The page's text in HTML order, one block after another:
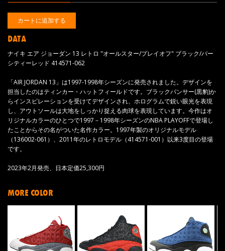
DATA
ナイキ エア ジョーダン 13 レトロ "オールスター/プレイオフ" ブラック/バー
シティーレッド 414571-062
「AIR JORDAN 13」は1997-1998年シーズンに発売されました。デザインを
担当したのはティンカー・ハットフィールドです。ブラックパンサー(黒豹)か
らインスピレーションを受けてデザインされ、ホログラムで鋭い眼光を表現
し、アウトソールは大地をしっかり捉える肉球を表現しています。今作はオ
リジナルカラーのひとつで1997－1998年シーズンのNBA PLAYOFFで登場し
たことからその名がついた名作カラー。1997年製のオリジナルモデル
（136002-061）、2011年のレトロモデル（414571-001）以来3度目の登場
です。
2023年2月発売、日本定価25,300円
MORE COLOR